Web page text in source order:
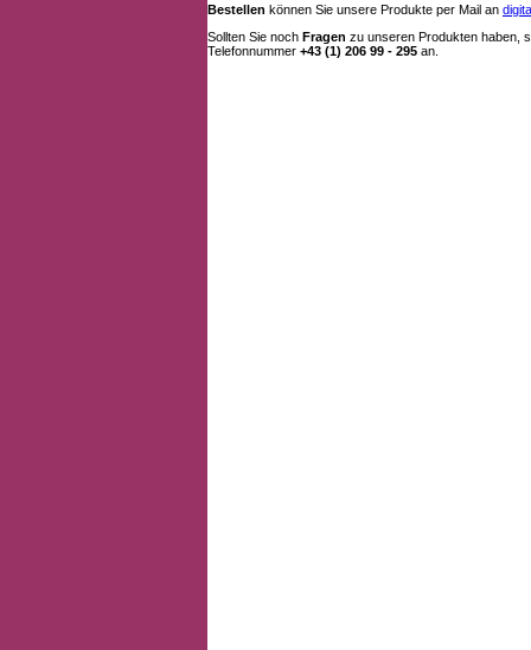
Bestellen können Sie unsere Produkte per Mail an
Sollten Sie noch Fragen zu unseren Produkten haben,
Telefonnummer +43 (1) 206 99 - 295 an.